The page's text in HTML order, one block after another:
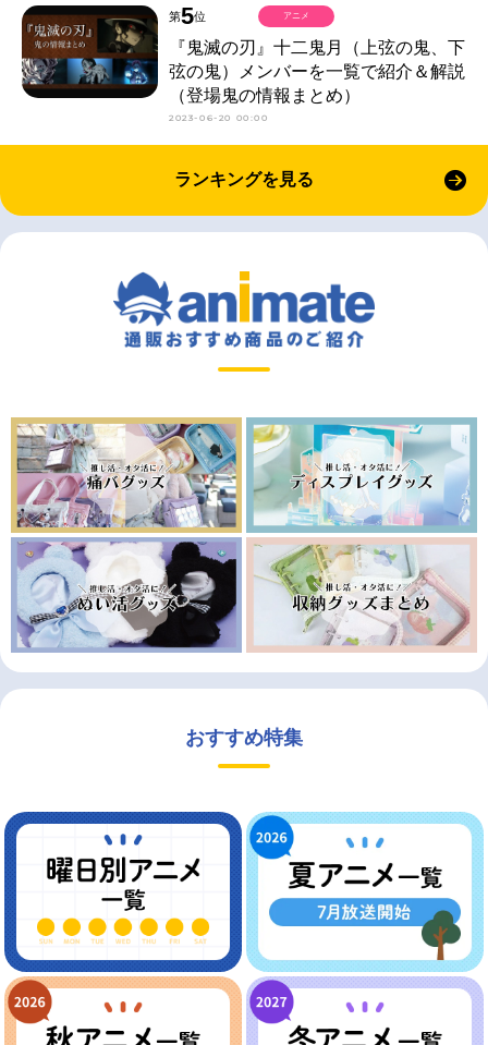
第5位
『鬼滅の刃』十二鬼月（上弦の鬼、下
弦の鬼）メンバーを一覧で紹介＆解説
（登場鬼の情報まとめ）
2023-06-20 00:00
アニメ
ランキングを見る
おすすめ特集